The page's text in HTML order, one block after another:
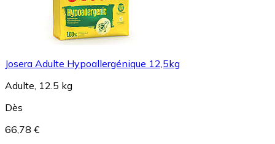
Josera Adulte Hypoallergénique 12,5kg
Adulte, 12.5 kg
Dès
66,78 €